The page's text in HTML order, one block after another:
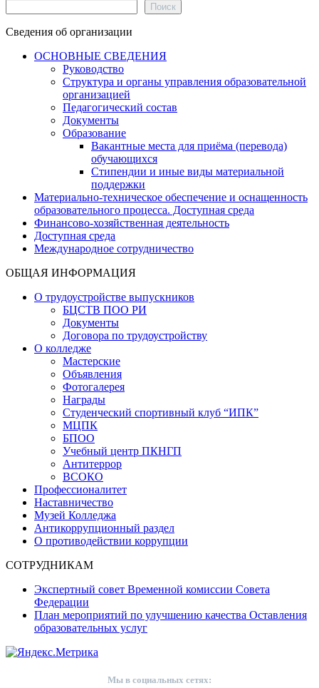
Поиск
Сведения об организации
ОСНОВНЫЕ СВЕДЕНИЯ
Руководство
Структура и органы управления образовательной
организацией
Педагогический состав
Документы
Образование
Вакантные места для приёма (перевода)
обучающихся
Стипендии и иные виды материальной
поддержки
Материально-техническое обеспечение и оснащенность
образовательного процесса. Доступная среда
Финансово-хозяйственная деятельность
Доступная среда
Международное сотрудничество
ОБЩАЯ ИНФОРМАЦИЯ
О трудоустройстве выпускников
БЦСТВ ПОО РИ
Документы
Договора по трудоустройству
О колледже
Мастерские
Объявления
Фотогалерея
Награды
Студенческий спортивный клуб “ИПК”
МЦПК
БПОО
Учебный центр ПКНГП
Антитеррор
ВСОКО
Профессионалитет
Наставничество
Музей Колледжа
Антикоррупционный раздел
О противодействии коррупции
СОТРУДНИКАМ
Экспертный совет Временной комиссии Совета
Федерации
План мероприятий по улучшению качества Оставления
образовательных услуг
Мы в социальных сетях: